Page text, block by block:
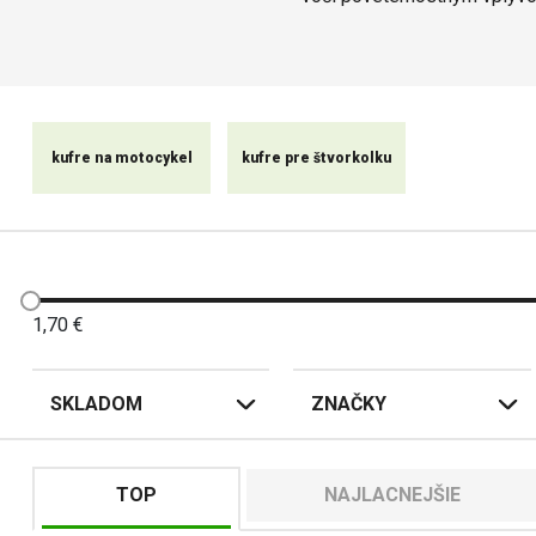
kufre na motocykel kufre pre štvorkolku
1,70 €
SKLADOM ZNAČKY
TOP NAJLACNEJŠIE